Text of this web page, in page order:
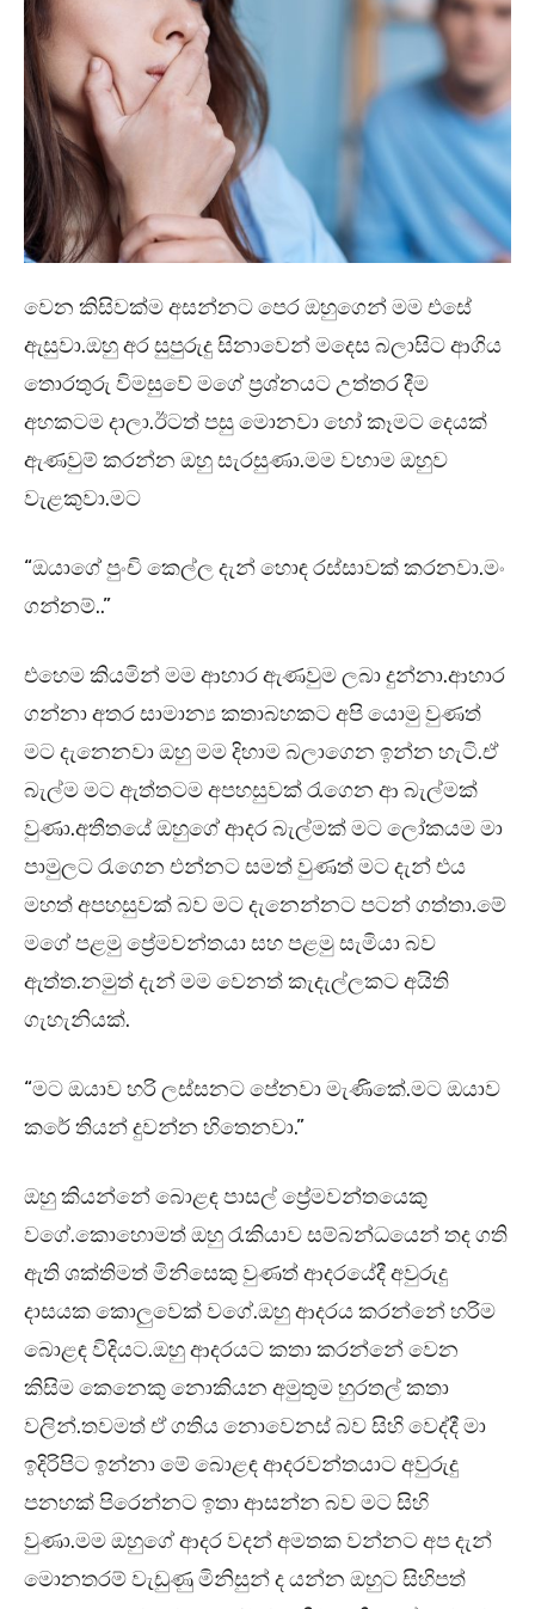
වෙන කිසිවක්ම අසන්නට පෙර ඔහුගෙන් මම එසේ
ඇසුවා.ඔහු අර සුපුරුදු සිනාවෙන් මදෙස බලාසිට ආගිය
තොරතුරු විමසුවේ මගේ ප්‍රශ්නයට උත්තර දීම
අහකටම දාලා.ඊටත් පසු මොනවා හෝ කෑමට දෙයක්
ඇණවුම් කරන්න ඔහු සැරසුණා.මම වහාම ඔහුව
වැළකුවා.මට
“ඔයාගේ පුංචි කෙල්ල දැන් හොඳ රස්සාවක් කරනවා.මං
ගන්නම්..”
එහෙම කියමින් මම ආහාර ඇණවුම ලබා දුන්නා.ආහාර
ගන්නා අතර සාමාන්‍ය කතාබහකට අපි යොමු වුණත්
මට දැනෙනවා ඔහු මම දිහාම බලාගෙන ඉන්න හැටි.ඒ
බැල්ම මට ඇත්තටම අපහසුවක් රැගෙන ආ බැල්මක්
වුණා.අතීතයේ ඔහුගේ ආදර බැල්මක් මට ලෝකයම මා
පාමුලට රැගෙන එන්නට සමත් වුණත් මට දැන් එය
මහත් අපහසුවක් බව මට දැනෙන්නට පටන් ගත්තා.මේ
මගේ පළමු ප්‍රේමවන්තයා සහ පළමු සැමියා බව
ඇත්ත.නමුත් දැන් මම වෙනත් කැදැල්ලකට අයිති
ගැහැනියක්.
“මට ඔයාව හරි ලස්සනට පේනවා මැණිකේ.මට ඔයාව
කරේ තියන් දුවන්න හිතෙනවා.”
ඔහු කියන්නේ බොළඳ පාසල් ප්‍රේමවන්තයෙකු
වගේ.කොහොමත් ඔහු රැකියාව සම්බන්ධයෙන් තද ගති
ඇති ශක්තිමත් මිනිසෙකු වුණත් ආදරයේදී අවුරුදු
දාසයක කොලුවෙක් වගේ.ඔහු ආදරය කරන්නේ හරිම
බොළඳ විදියට.ඔහු ආදරයට කතා කරන්නේ වෙන
කිසිම කෙනෙකු නොකියන අමුතුම හුරතල් කතා
වලින්.තවමත් ඒ ගතිය නොවෙනස් බව සිහි වෙද්දී මා
ඉදිරිපිට ඉන්නා මේ බොළඳ ආදරවන්තයාට අවුරුදු
පනහක් පිරෙන්නට ඉතා ආසන්න බව මට සිහි
වුණා.මම ඔහුගේ ආදර වදන් අමතක වන්නට අප දැන්
මොනතරම් වැඩුණු මිනිසුන් ද යන්න ඔහුට සිහිපත්